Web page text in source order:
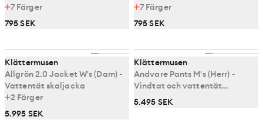
7 Färger
795 SEK
7 Färger
795 SEK
Klättermusen
Allgrön 2.0 Jacket W's (Dam) -
Vattentät skaljacka
2 Färger
5.995 SEK
Klättermusen
Andvare Pants M's (Herr) -
Vindtat och vattentät
skalbyxa
5.495 SEK